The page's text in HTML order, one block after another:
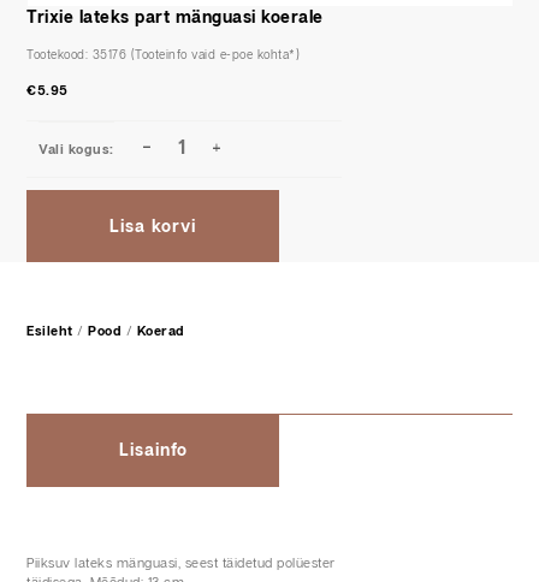
Trixie lateks part mänguasi koerale
€5.95
Lisa korvi
Tootekood: 35176
Esileht / Pood / Koerad
Lisainfo
Piiksuv lateks mänguasi, seest täidetud polüester